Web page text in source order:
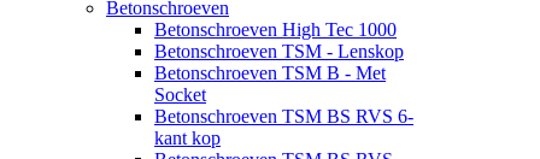
Betonschroeven
Betonschroeven High Tec 1000
Betonschroeven TSM - Lenskop
Betonschroeven TSM B - Met
Socket
Betonschroeven TSM BS RVS 6-
kant kop